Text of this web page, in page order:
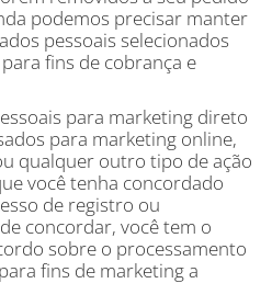
podemos precisar manter
pessoais selecionados
fins de cobrança e
para marketing direto
​​para marketing online,
qualquer outro tipo de ação
você tenha concordado
de registro ou
concordar, você tem o
sobre o processamento
fins de marketing a